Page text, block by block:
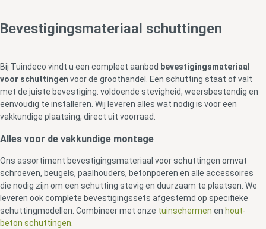
Bevestigingsmateriaal schuttingen
Bij Tuindeco vindt u een compleet aanbod bevestigingsmateriaal
voor schuttingen voor de groothandel. Een schutting staat of valt
met de juiste bevestiging: voldoende stevigheid, weersbestendig en
eenvoudig te installeren. Wij leveren alles wat nodig is voor een
vakkundige plaatsing, direct uit voorraad.
Alles voor de vakkundige montage
Ons assortiment bevestigingsmateriaal voor schuttingen omvat
schroeven, beugels, paalhouders, betonpoeren en alle accessoires
die nodig zijn om een schutting stevig en duurzaam te plaatsen. We
leveren ook complete bevestigingssets afgestemd op specifieke
schuttingmodellen. Combineer met onze tuinschermen en hout-
beton schuttingen.